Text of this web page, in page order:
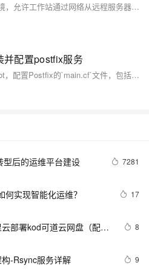
PXE是Intel开发的预启动执行环境，允许工作站通过网络从远程服务器启动操作系统。它依赖DHCP分配IP，DNS服务分配主机名，TFTP提供引导程序，HTTP/FTP/NFS提供安装源。要部署PXE服务器，需关闭selinux和防火墙，安装dhcpd、httpd、tftp、xinetd及相关服务，配置引导文件和Centos7安装源。最后，通过syslinux安装引导文件，并创建pxelinux.cfg/default配置文件来定义启动参数。
并配置postfix服务
安装CentOS7的Postfix和Dovecot，配置Postfix的`main.cf`文件，包括修改完全域名、允许所有IP、启用邮箱等。然后，配置Dovecot的多个配置文件以启用auth服务和调整相关设置。重启Postfix和Dovecot，设置开机自启，并关闭防火墙进行测试。最后，创建邮箱账户并在Windows邮箱客户端中添加账户设置。
型后的运维平台建设 7281
实现智能化运维？ 17
云部署kod可道云网盘（配置
8
构-Rsync服务详解 9